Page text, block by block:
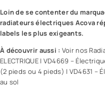
Loin de se contenter du
radiateurs électriques Acova
labels les plus exigeants.
À découvrir aussi : Voir nos
ELECTRIQUE| VD4669 –
(2 pieds ou 4 pieds) | VD4631 –
au sol